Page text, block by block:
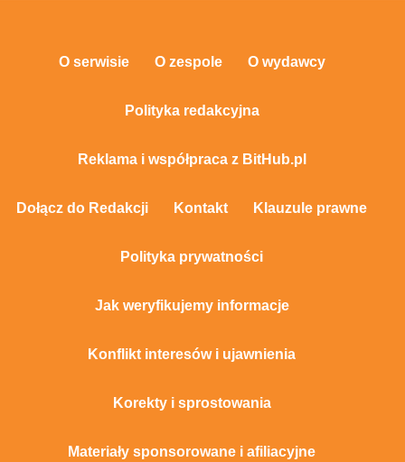
O serwisie O zespole O wydawcy
Polityka redakcyjna
Reklama i współpraca z BitHub.pl
Dołącz do Redakcji Kontakt Klauzule prawne
Polityka prywatności
Jak weryfikujemy informacje
Konflikt interesów i ujawnienia
Korekty i sprostowania
Materiały sponsorowane i afiliacyjne